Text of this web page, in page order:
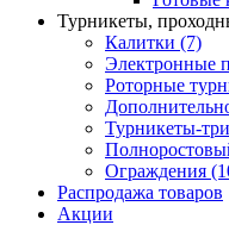
Турникеты,
Калитки (7)
Электронные
Роторные
Турникеты-
Ограждения
Распродажа товаров
Акции